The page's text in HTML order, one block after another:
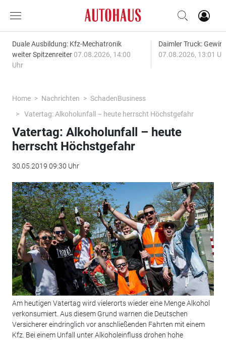
Duale Ausbildung: Kfz-Mechatronik
weiter Spitzenreiter 07.08.2026, 14:00
Uhr
Daimler Truck:
07.08.2026, 13:01
Home Nachrichten
SchadenBusiness
Vater­tag: Alkoholunfall – heute herrscht Höchstgefahr
Vater­tag: Alkoholunfall – heute
herrscht Höchstgefahr
30.05.2019 09:30 Uhr
Am heutigen Vatertag wird vielerorts wieder eine Menge Alkohol
verkonsumiert. Aus diesem Grund warnen die Deutschen
Versicherer eindringlich vor anschließenden Fahrten mit einem
Kfz. Bei einem Unfall unter Alkoholeinfluss drohen hohe